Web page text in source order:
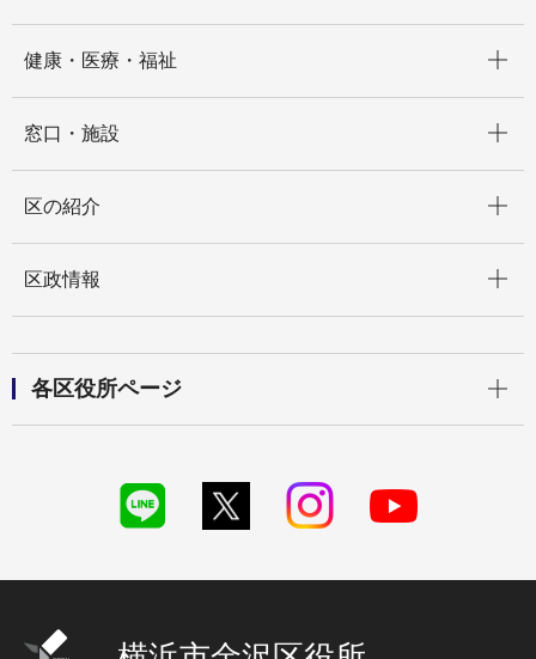
健康・医療・福祉
窓口・施設
区の紹介
区政情報
各区役所ページ